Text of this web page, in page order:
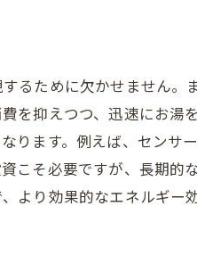
るために欠かせません。
を抑えつつ、迅速にお湯
ります。例えば、センサ
こそ必要ですが、長期的
より効果的なエネルギー